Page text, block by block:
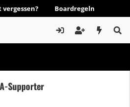
Boardregeln
Supporter